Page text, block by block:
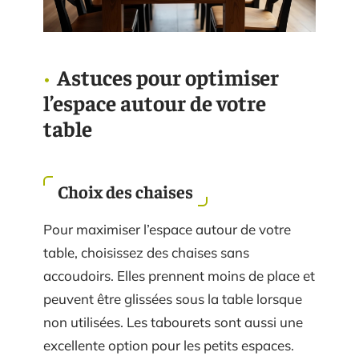
Astuces pour optimiser
l’espace autour de votre
table
Choix des chaises
Pour maximiser l’espace autour de votre
table, choisissez des chaises sans
accoudoirs. Elles prennent moins de place et
peuvent être glissées sous la table lorsque
non utilisées. Les tabourets sont aussi une
excellente option pour les petits espaces.